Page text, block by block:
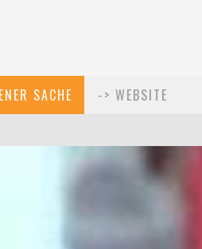
SACHE -> WEBSITE